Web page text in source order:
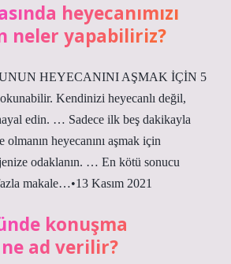
heyecanımızı
neler yapabiliriz?
HEYECANINI AŞMAK İÇİN 5
Kendinizi heyecanlı değil,
edin. … Sadece ilk beş dakikayla
heyecanını aşmak için
odaklanın. … En kötü sonucu
makale…•13 Kasım 2021
konuşma
ad verilir?